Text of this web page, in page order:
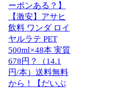
ーポンある？】
【激安】アサヒ
飲料 ワンダ ロイ
ヤルラテ PET
500ml×48本 実質
678円？（14.1
円/本）送料無料
から！【だいぶ